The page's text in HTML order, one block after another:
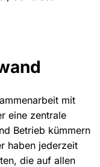
mit
eine zentrale
Betrieb kümmern
haben jederzeit
die auf allen